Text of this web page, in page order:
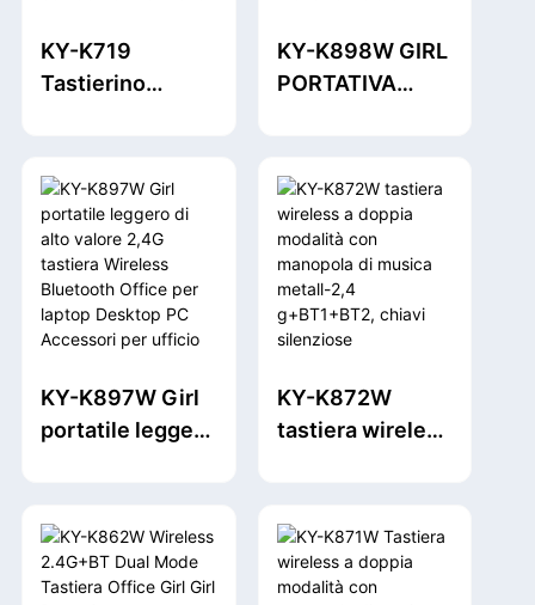
Android,
Windows,
KY-K719
Tastierino
tastierino
numerico
wireless,
tastierino
numerico da 18
tasti, mini
contabilità
finanziaria per
PC, notebook
(nero)
KY-K898W GIRL
PORTATIVA
Compact 2,4G
BT Tastiera a
doppia modalità
Colore Colorful
per desktop per
laptop PC
KY-K897W Girl
portatile leggero
Wireless
Bluetooth Office
per laptop
KY-K872W
tastiera wireless
manopola di
musica metall-
2,4 g+BT1+BT2,